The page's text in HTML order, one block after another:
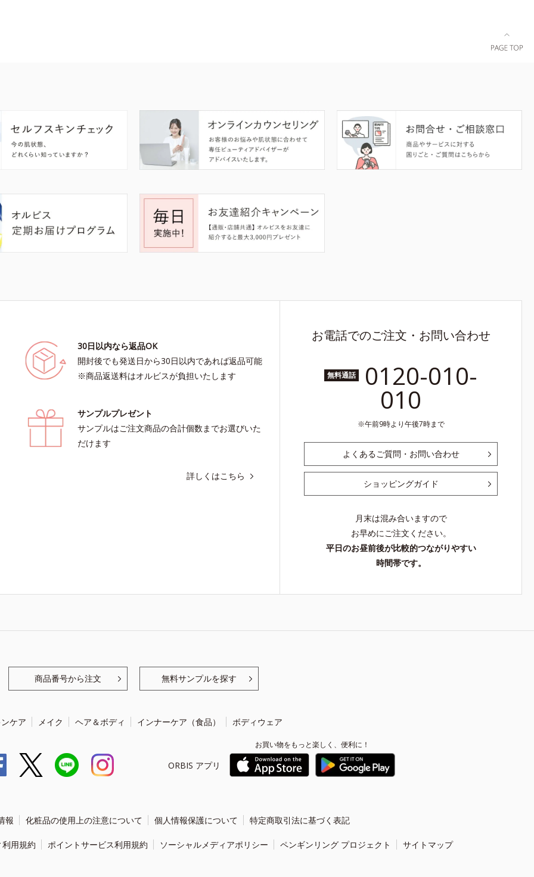
30日以内なら返品OK
開封後でも発送日から30日以内であれば返品可能
※商品返送料はオルビスが負担いたします
サンプルプレゼント
サンプルはご注文商品の合計個数までお選びいた
だけます
詳しくはこちら
お電話でのご注文・お問い合わせ
無料通話 0120-010-
010
午前9時より午後7時まで
よくあるご質問・お問い合わせ
ショッピングガイド
月末は混み合いますので
お早めにご注文ください。
平日のお昼前後が比較的つながりやすい
時間帯です。
商品番号から注文 無料サンプルを探す
ケア メイク ヘア＆ボディ インナーケア（食品） ボディウェア
ORBIS アプリ
お買い物をもっと楽しく、便利に！
報 化粧品の使用上の注意について 個人情報保護について 特定商取引法に基づく表記
用規約 ポイントサービス利用規約 ソーシャルメディアポリシー ペンギンリング プロジェクト サイトマップ